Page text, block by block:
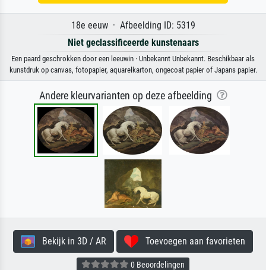
18e eeuw · Afbeelding ID: 5319
Niet geclassificeerde kunstenaars
Een paard geschrokken door een leeuwin · Unbekannt Unbekannt. Beschikbaar als
kunstdruk op canvas, fotopapier, aquarelkarton, ongecoat papier of Japans papier.
Andere kleurvarianten op deze afbeelding
Bekijk in 3D / AR Toevoegen aan favorieten
0 Beoordelingen